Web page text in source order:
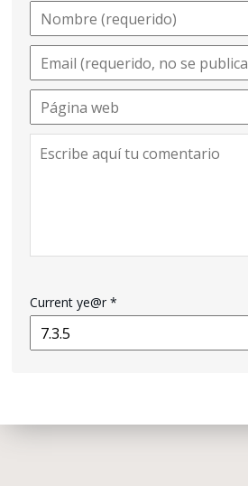
Current ye@r*